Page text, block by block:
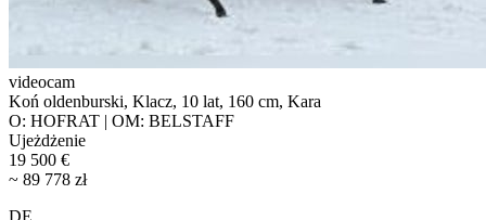
videocam
Koń oldenburski, Klacz, 10 lat, 160 cm, Kara
O: HOFRAT | OM: BELSTAFF
Ujeżdżenie
19 500 €
~ 89 778 zł
DE